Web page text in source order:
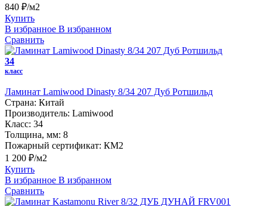
840 ₽/м2
Купить
В избранное В избранном
Сравнить
34
класс
Ламинат Lamiwood Dinasty 8/34 207 Дуб Ротшильд
Страна: Китай
Производитель: Lamiwood
Класс: 34
Толщина, мм: 8
Пожарный сертификат: КМ2
1 200 ₽/м2
Купить
В избранное В избранном
Сравнить